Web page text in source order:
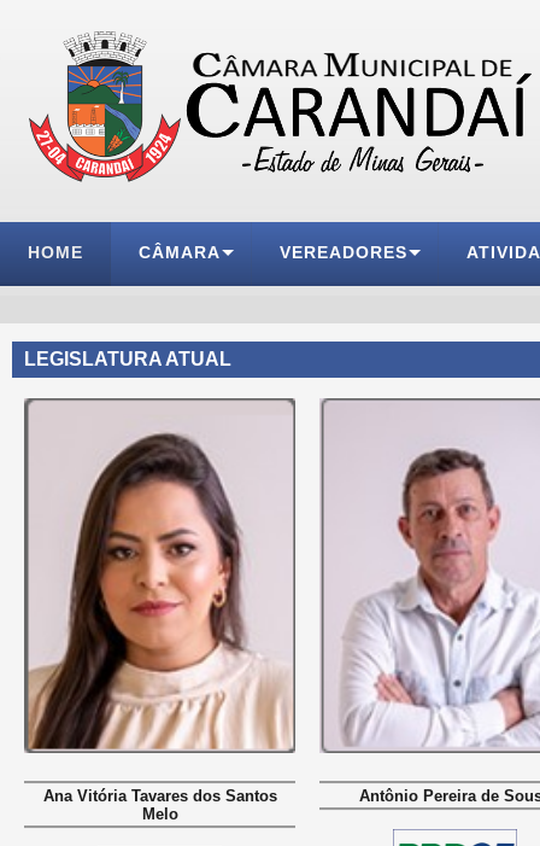
HOME CÂMARA VEREADORES
LEGISLATURA ATUAL
Ana Vitória Tavares dos Santos
Melo
Antônio Pereira de